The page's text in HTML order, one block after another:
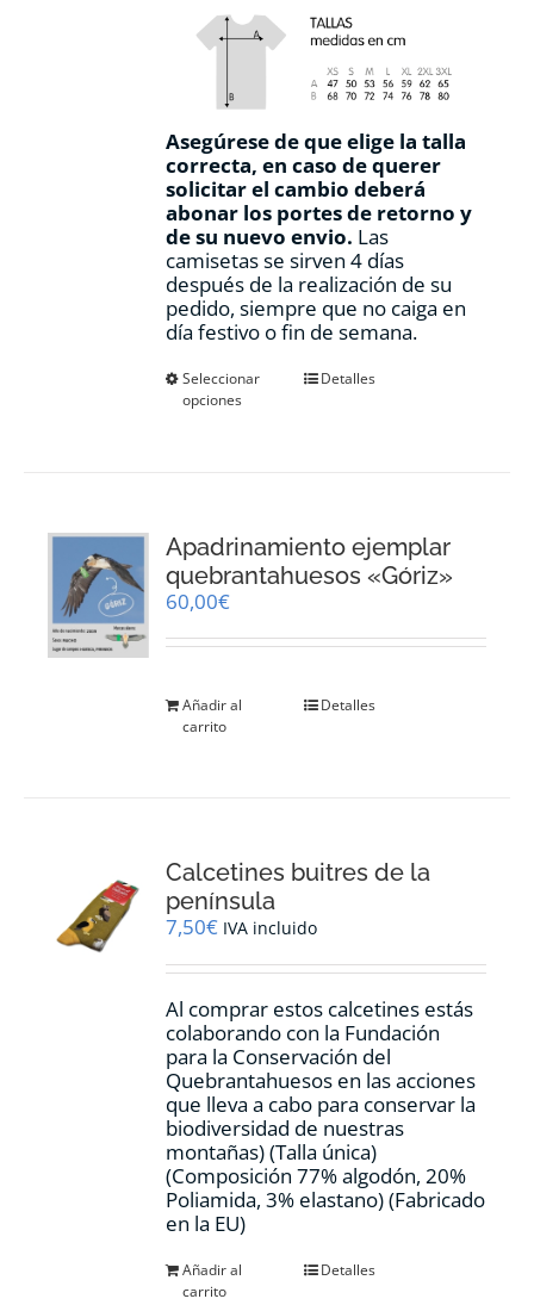
Asegúrese de que elige la talla
correcta, en caso de querer
solicitar el cambio deberá
abonar los portes de retorno y
de su nuevo envio. Las
camisetas se sirven 4 días
después de la realización de su
pedido, siempre que no caiga en
día festivo o fin de semana.
Seleccionar
opciones
Este
se
pueden
la
producto
Detalles
Apadrinamiento ejemplar
quebrantahuesos «Góriz»
60,00€
Añadir al
carrito
Detalles
Calcetines buitres de la
península
7,50€ IVA incluido
Al comprar estos calcetines estás
colaborando con la Fundación
para la Conservación del
Quebrantahuesos en las acciones
que lleva a cabo para conservar la
biodiversidad de nuestras
montañas) (Talla única)
(Composición 77% algodón, 20%
Poliamida, 3% elastano) (Fabricado
en la EU)
Añadir al
carrito
Detalles